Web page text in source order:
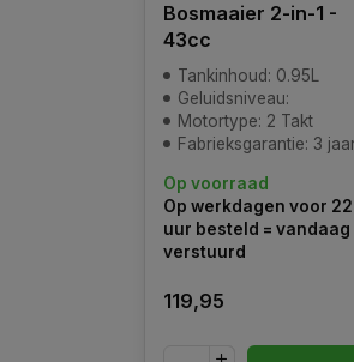
Bosmaaier 2-in-1 -
43cc
Tankinhoud: 0.95L
Geluidsniveau:
Motortype: 2 Takt
Fabrieksgarantie: 3
Op voorraad
Op werkdagen voor
uur besteld = vandaag
verstuurd
119,95